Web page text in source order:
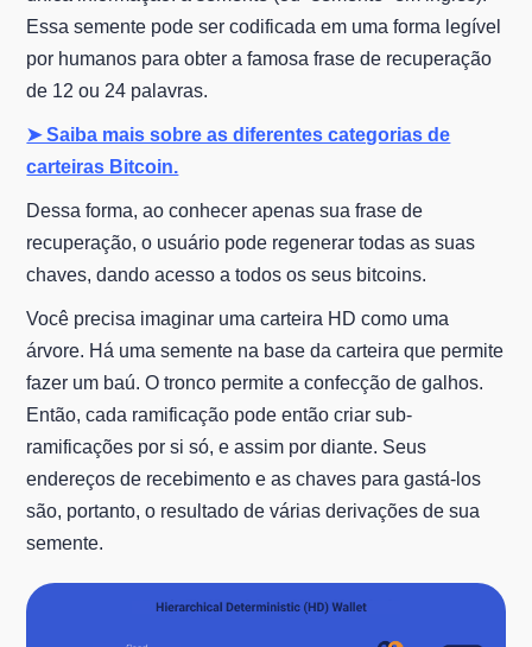
Essa semente pode ser codificada em uma forma legível
por humanos para obter a famosa frase de recuperação
de 12 ou 24 palavras.
➤ Saiba mais sobre as diferentes categorias de
carteiras Bitcoin.
Dessa forma, ao conhecer apenas sua frase de
recuperação, o usuário pode regenerar todas as suas
chaves, dando acesso a todos os seus bitcoins.
Você precisa imaginar uma carteira HD como uma
árvore. Há uma semente na base da carteira que permite
fazer um baú. O tronco permite a confecção de galhos.
Então, cada ramificação pode então criar sub-
ramificações por si só, e assim por diante. Seus
endereços de recebimento e as chaves para gastá-los
são, portanto, o resultado de várias derivações de sua
semente.